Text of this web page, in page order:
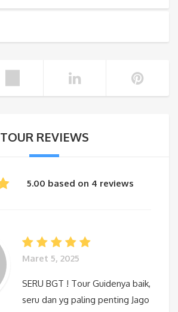
TOUR REVIEWS
5.00 based on 4 reviews
Maret 5, 2025
SERU BGT ! Tour Guidenya baik,
seru dan yg paling penting Jago